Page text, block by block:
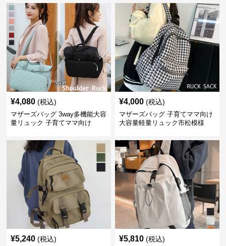
¥4,080 (税込)
マザーズバッグ 3way多機能大容
量リュック 子育てママ向け
¥4,000 (税込)
マザーズバッグ 子育てママ向け
大容量軽量リュック市松模様
¥5,240 (税込) ¥5,810 (税込)